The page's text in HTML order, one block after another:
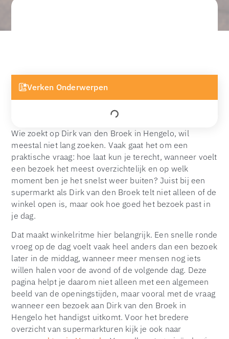
Verken Onderwerpen
Wie zoekt op Dirk van den Broek in Hengelo, wil
meestal niet lang zoeken. Vaak gaat het om een
praktische vraag: hoe laat kun je terecht, wanneer voelt
een bezoek het meest overzichtelijk en op welk
moment ben je het snelst weer buiten? Juist bij een
supermarkt als Dirk van den Broek telt niet alleen of de
winkel open is, maar ook hoe goed het bezoek past in
je dag.
Dat maakt winkelritme hier belangrijk. Een snelle ronde
vroeg op de dag voelt vaak heel anders dan een bezoek
later in de middag, wanneer meer mensen nog iets
willen halen voor de avond of de volgende dag. Deze
pagina helpt je daarom niet alleen met een algemeen
beeld van de openingstijden, maar vooral met de vraag
wanneer een bezoek aan Dirk van den Broek in
Hengelo het handigst uitkomt. Voor het bredere
overzicht van supermarkturen kijk je ook naar